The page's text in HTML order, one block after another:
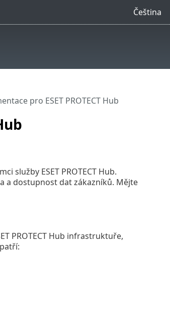
Čeština
pro ESET PROTECT Hub
služby ESET PROTECT Hub.
a dostupnost dat zákazníků. Mějte
PROTECT Hub infrastruktuře,